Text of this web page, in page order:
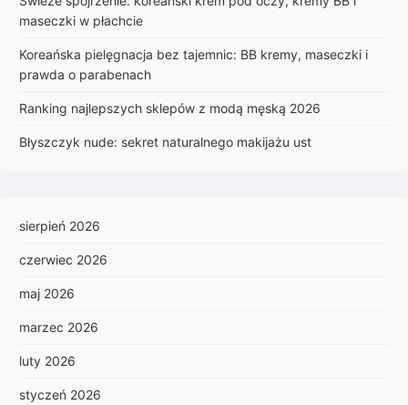
maseczki w płachcie
Koreańska pielęgnacja bez tajemnic: BB kremy, maseczki i
prawda o parabenach
Ranking najlepszych sklepów z modą męską 2026
Błyszczyk nude: sekret naturalnego makijażu ust
sierpień 2026
czerwiec 2026
maj 2026
marzec 2026
luty 2026
styczeń 2026